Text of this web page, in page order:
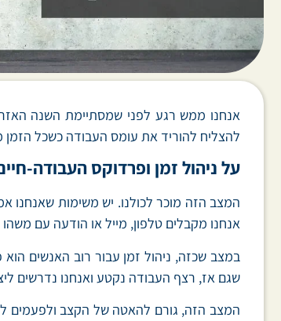
אנחנו ממש רגע לפני שמסתיימת השנה
להצליח להוריד את עומס העבודה כשכל הזמן
על ניהול זמן ופרדוקס העבודה-
המצב הזה מוכר לכולנו. יש משימות שאנחנו
אנחנו מקבלים טלפון, מייל או הודעה עם
במצב שכזה, ניהול זמן עבור רוב האנשים
שגם אז, רצף העבודה נקטע ואנחנו נדרשים
המצב הזה, גורם להאטה של הקצב ולפעמים